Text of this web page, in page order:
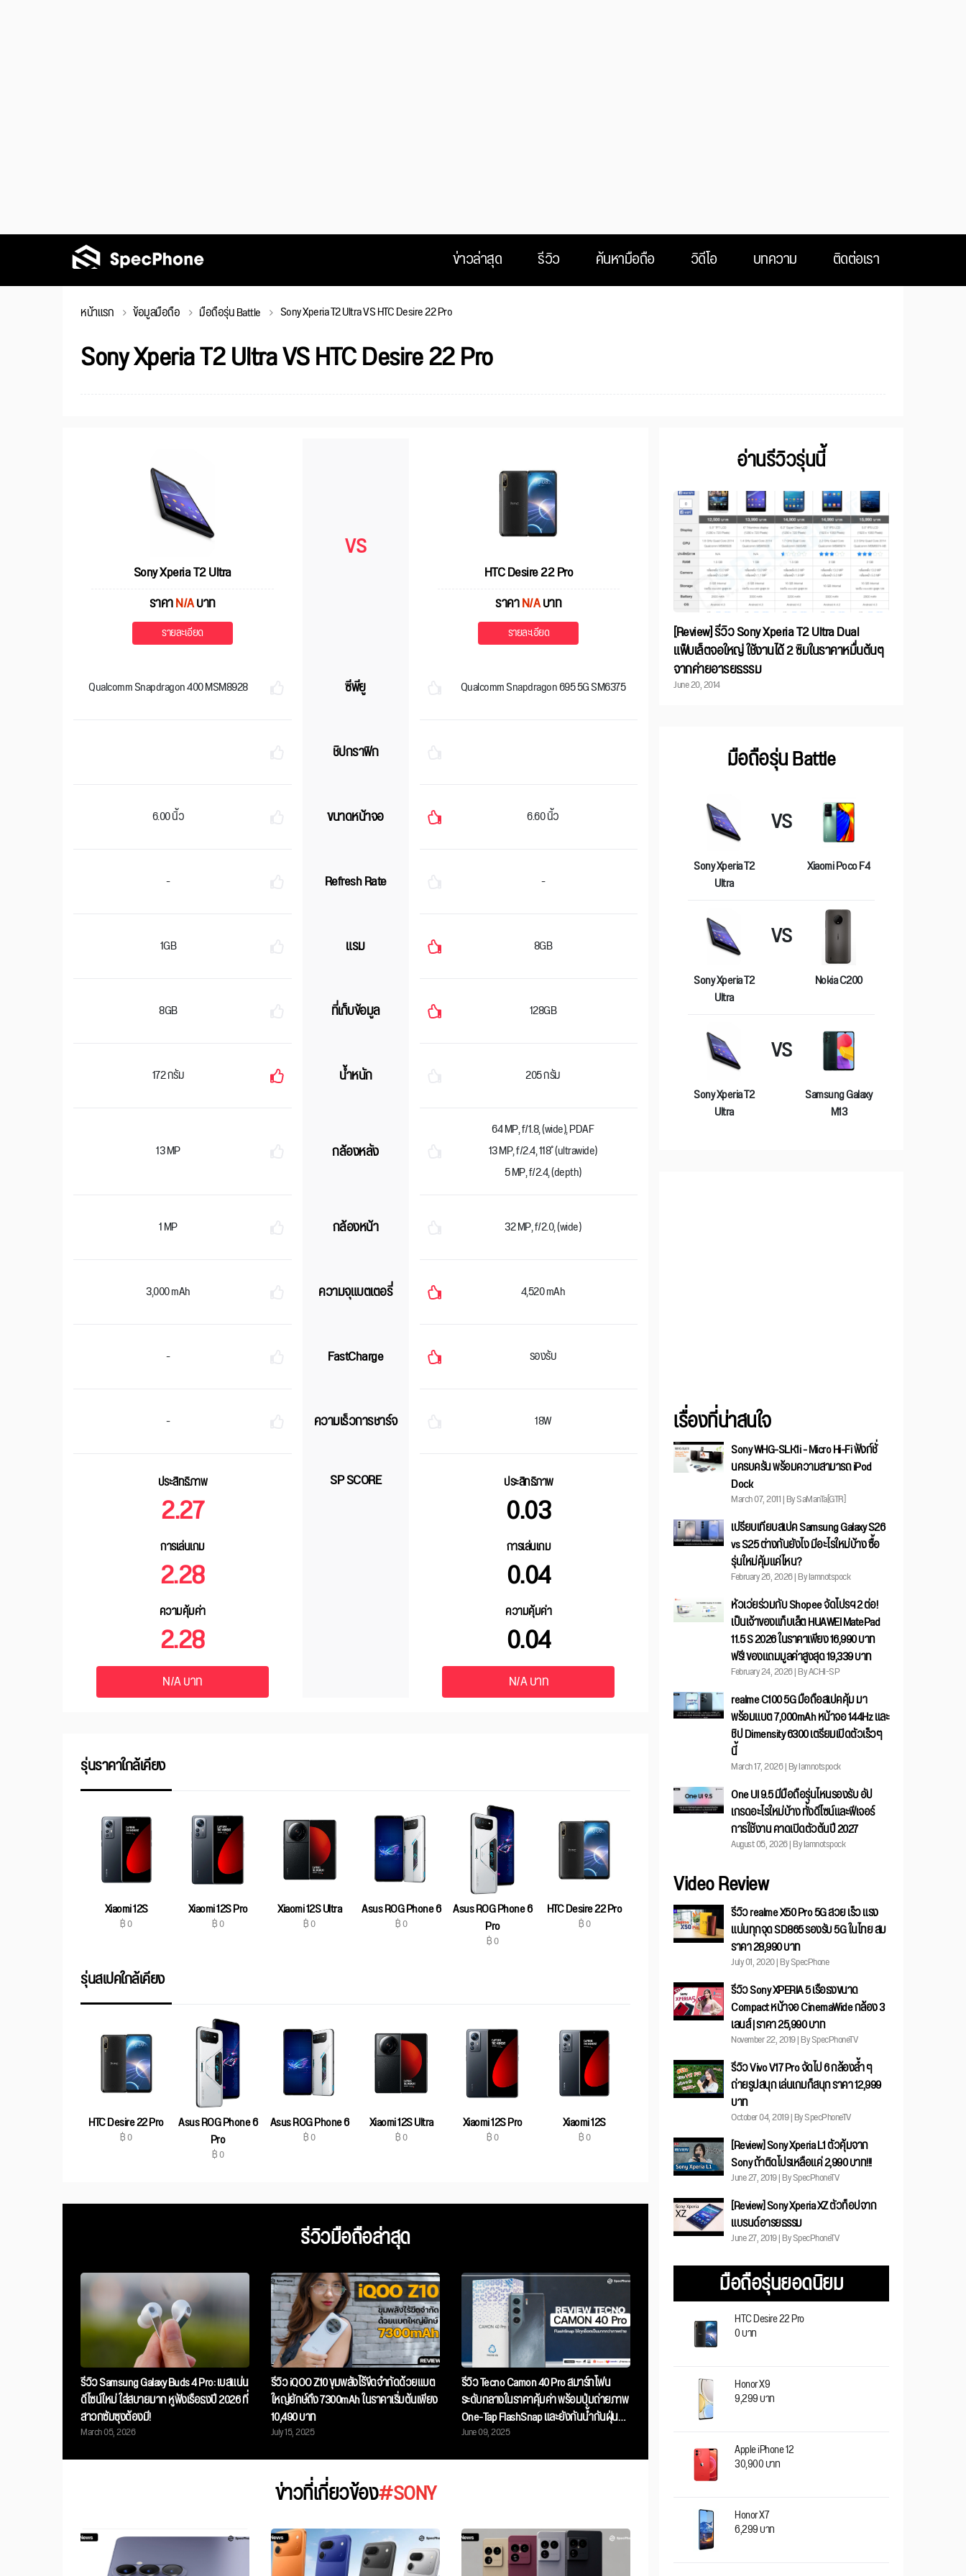
ข่าวล่าสุด รีวิว ค้นหามือถือ วิดีโอ บทความ ติดต่อเรา
หน้าแรก ข้อมูลมือถือ มือถือรุ่น Battle Sony Xperia T2 Ultra VS HTC Desire 22 Pro
Sony Xperia T2 Ultra VS HTC Desire 22 Pro
VS
Sony Xperia T2 Ultra
ราคาN/Aบาท
รายละเอียด
HTC Desire 22 Pro
ราคาN/Aบาท
รายละเอียด
ซีพียู
Qualcomm Snapdragon 400 MSM8928 Qualcomm Snapdragon 695 5G SM6375
ชิปกราฟิก
ขนาดหน้าจอ
6.00 นิ้ว 6.60 นิ้ว
Refresh Rate
- -
แรม
1GB 8GB
ที่เก็บข้อมูล
8GB 128GB
น้ำหนัก
172 กรัม 205 กรัม
กล้องหลัง
13 MP
64 MP, f/1.8, (wide), PDAF
13 MP, f/2.4, 118˚ (ultrawide)
5 MP, f/2.4, (depth)
กล้องหน้า
1 MP 32 MP, f/2.0, (wide)
ความจุแบตเตอรี่
3,000 mAh 4,520 mAh
FastCharge
- รองรับ
ความเร็วการชาร์จ
- 18W
SP SCORE
ประสิทธิภาพ
2.27
การเล่นเกม
2.28
ความคุ้มค่า
2.28
ประสิทธิภาพ
0.03
การเล่นเกม
0.04
ความคุ้มค่า
0.04
N/A บาท N/A บาท
รุ่นราคาใกล้เคียง
Xiaomi 12S
฿ 0
Xiaomi 12S Pro
฿ 0
Xiaomi 12S Ultra
฿ 0
Asus ROG Phone 6
฿ 0
Asus ROG Phone 6
Pro
฿ 0
HTC Desire 22 Pro
฿ 0
รุ่นสเปคใกล้เคียง
HTC Desire 22 Pro
฿ 0
Asus ROG Phone 6
Pro
฿ 0
Asus ROG Phone 6
฿ 0
Xiaomi 12S Ultra
฿ 0
Xiaomi 12S Pro
฿ 0
Xiaomi 12S
฿ 0
รีวิวมือถือล่าสุด
รีวิว Samsung Galaxy Buds 4 Pro: เบสแน่น
ดีไซน์ใหม่ ใส่สบายมาก หูฟังเรือธงปี 2026 ที่
สาวกซัมซุงต้องมี!
March 05, 2026
รีวิว iQOO Z10 ขุมพลังไร้ขีดจำกัดด้วยแบต
ใหญ่ยักษ์ถึง 7300mAh ในราคาเริ่มต้นเพียง
10,490 บาท
July 15, 2025
รีวิว Tecno Camon 40 Pro สมาร์ทโฟน
ระดับกลางในราคาคุ้มค่า พร้อมปุ่มถ่ายภาพ
One-Tap FlashSnap และยังกันน้ำกันฝุ่น
IP68/IP69 ด้วย
June 09, 2025
ข่าวที่เกี่ยวข้อง#SONY
อ่านรีวิวรุ่นนี้
[Review] รีวิว Sony Xperia T2 Ultra Dual
แฟ็บเล็ตจอใหญ่ ใช้งานได้ 2 ซิมในราคาหมื่นต้นๆ
จากค่ายอารยธรรม
June 20, 2014
มือถือรุ่น Battle
Sony Xperia T2
Ultra
VS
Xiaomi Poco F4
Sony Xperia T2
Ultra
VS
Nokia C200
Sony Xperia T2
Ultra
VS
Samsung Galaxy
M13
เรื่องที่น่าสนใจ
Sony WHG-SLK1i - Micro Hi-Fi ฟังก์ชั่
นครบครัน พร้อมความสามารถ iPod
Dock
March 07, 2011 | By SaManTa[GTR]
เปรียบเทียบสเปค Samsung Galaxy S26
vs S25 ต่างกันยังไง มีอะไรใหม่บ้าง ซื้อ
รุ่นใหม่คุ้มแค่ไหน?
February 26, 2026 | By Iamnotspock
หัวเว่ยร่วมกับ Shopee จัดโปรฯ 2 ต่อ!
เป็นเจ้าของแท็บเล็ต HUAWEI MatePad
11.5 S 2026 ในราคาเพียง 16,990 บาท
ฟรี! ของแถมมูลค่าสูงสุด 19,339 บาท
February 24, 2026 | By ACHI-SP
realme C100 5G มือถือสเปคคุ้ม มา
พร้อมแบต 7,000mAh หน้าจอ 144Hz และ
ชิป Dimensity 6300 เตรียมเปิดตัวเร็วๆ
นี้
March 17, 2026 | By Iamnotspock
One UI 9.5 มีมือถือรุ่นไหนรองรับ อัป
เกรดอะไรใหม่บ้าง ทั้งดีไซน์และฟีเจอร์
การใช้งาน คาดเปิดตัวต้นปี 2027
August 05, 2026 | By Iamnotspock
Video Review
รีวิว realme X50 Pro 5G สวย เร็ว แรง
แน่นทุกจุด SD865 รองรับ 5G ในไทย สม
ราคา 28,990 บาท
July 01, 2020 | By SpecPhone
รีวิว Sony XPERIA 5 เรือธงขนาด
Compact หน้าจอ CinemaWide กล้อง 3
เลนส์ | ราคา 25,990 บาท
November 22, 2019 | By SpecPhoneTV
รีวิว Vivo V17 Pro จัดไป 6 กล้องล้ำ ๆ
ถ่ายรูปสนุก เล่นเกมก็สนุก ราคา 12,999
บาท
October 04, 2019 | By SpecPhoneTV
[Review] Sony Xperia L1 ตัวคุ้มจาก
Sony ถ้าติดโปรเหลือแค่ 2,990 บาท!!!
June 27, 2019 | By SpecPhoneTV
[Review] Sony Xperia XZ ตัวท็อปจาก
แบรนด์อารยธรรม
June 27, 2019 | By SpecPhoneTV
มือถือรุ่นยอดนิยม
HTC Desire 22 Pro
0 บาท
Honor X9
9,299 บาท
Apple iPhone 12
30,900 บาท
Honor X7
6,299 บาท